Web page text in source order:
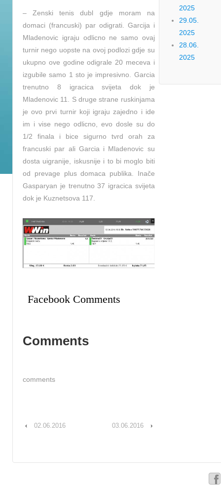
– Zenski tenis dubl gdje moram na
domaci (francuski) par odigrati. Garcija i
Mladenovic igraju odlicno ne samo ovaj
turnir nego uopste na ovoj podlozi gdje su
ukupno ove godine odigrale 20 meceva i
izgubile samo 1 sto je impresivno. Garcia
trenutno 8 igracica svijeta dok je
Mladenovic 11. S druge strane ruskinjama
je ovo prvi turnir koji igraju zajedno i ide
im i vise nego odlicno, evo dosle su do
1/2 finala i bice sigurno tvrd orah za
francuski par ali Garcia i Mladenovic su
dosta uigranije, iskusnije i to bi moglo biti
od prevage plus domaca publika. Inače
Gasparyan je trenutno 37 igracica svijeta
dok je Kuznetsova 117.
Facebook Comments
Comments
comments
‹ 02.06.2016 03.06.2016 ›
2025
29.05.
2025
28.06.
2025